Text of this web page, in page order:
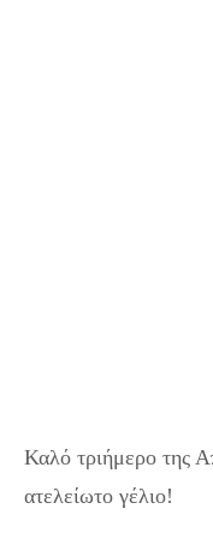
Καλό τριήμερο της
ατελείωτο γέλιο!